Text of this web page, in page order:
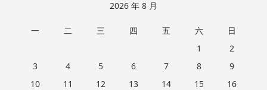
2026 年 8 月
一 二 三 四 五 六
日
1
2
3
4 5 6 7 8
9
10
11 12 13 14 15
16